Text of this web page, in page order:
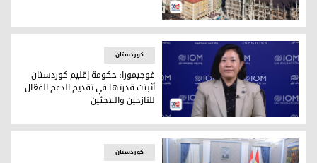
ارقام قياسية في أعداد اللاجئين بالمانيا
رئيسة مكتب أربيل للمنظمة الدولية للهجرة في العراق يوكو
کوردستان
فوجيمورا: حكومة إقليم كوردستان
أثبتت قدرتها في تقديم الدعم الفعّال
للنازحين واللاجئين
کوردستان